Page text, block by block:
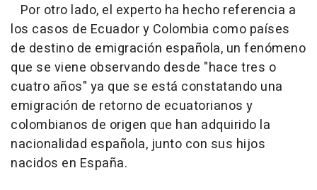
Por otro lado, el experto ha hecho referencia a
los casos de Ecuador y Colombia como países
de destino de emigración española, un fenómeno
que se viene observando desde "hace tres o
cuatro años" ya que se está constatando una
emigración de retorno de ecuatorianos y
colombianos de origen que han adquirido la
nacionalidad española, junto con sus hijos
nacidos en España.